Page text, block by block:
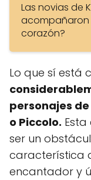
Las novias de
acompañaron
corazón?
Lo que sí está
personajes
o Piccolo.
ser un
característica
encantador y